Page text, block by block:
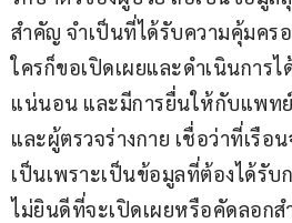
สำคัญ จำเป็นที่ได้รับความคุ้มคร
ใครก็ขอเปิดเผยและดำเนินการ
แน่นอน และมีการยื่นให้กับแพท
และผู้ตรวจร่างกาย เชื่อว่าที่เรื
เป็นเพราะเป็นข้อมูลที่ต้องได้รับ
ไม่ยินดีที่จะเปิดเผยหรือคัดลอกส